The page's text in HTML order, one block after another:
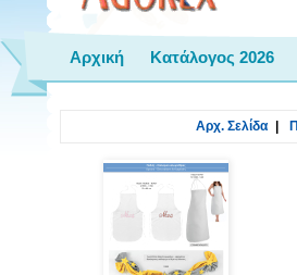
Αρχική Κατάλογος 2026
Αρχ. Σελίδα